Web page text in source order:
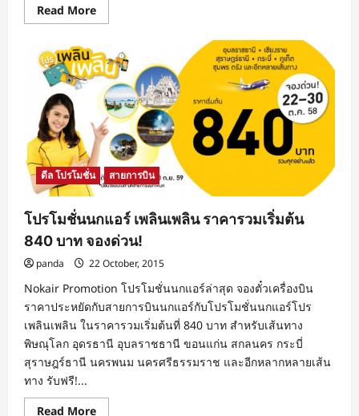
Read MoreRead
more
โม
ชั่น
นก
แอร์
Nokair
โปร
ยิ้ม
ยิ้ม
ราคา
รวม
เริ่ม
ต้น
ที่
จอง
ด่วน!
ดีล โปรโมชั่น สายการบิน
โปรโมชั่นนกแอร์ เพลินเพลิน ราคารวมเริ่มต้น
840 บาท จองด่วน!
panda 22 October, 2015
Nokair Promotion โปรโมชั่นนกแอร์ล่าสุด จองตั๋วเครื่องบิน
ราคาประหยัดกับสายการบินนกแอร์กับโปรโมชั่นนกแอร์โปร
เพลินเพลิน ในราคารวมเริ่มต้นที่ 840 บาท สำหรับเส้นทาง
พิษณุโลก อุดรธานี อุบลราชธานี ขอนแก่น สกลนคร กระบี่
สุราษฎร์ธานี นครพนม นครศรีธรรมราช และอีกหลากหลายเส้น
ทาง รับฟรี!...
Read MoreRead